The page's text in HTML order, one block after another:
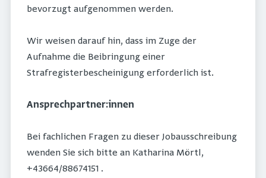
bevorzugt aufgenommen werden.
Wir weisen darauf hin, dass im Zuge der
Aufnahme die Beibringung einer
Strafregisterbescheinigung erforderlich ist.
Ansprechpartner:innen
Bei fachlichen Fragen zu dieser Jobausschreibung
wenden Sie sich bitte an Katharina Mörtl,
+43664/88674151 .